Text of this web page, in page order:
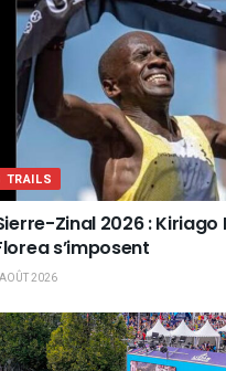
TRAILS
Zinal 2026 : Kiriago
s’imposent
2026